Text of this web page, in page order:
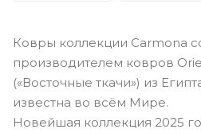
Ковры коллекции Carmona
производителем ковров
(«Восточные ткачи») из
известна во всём Мире.
Новейшая коллекция 2025